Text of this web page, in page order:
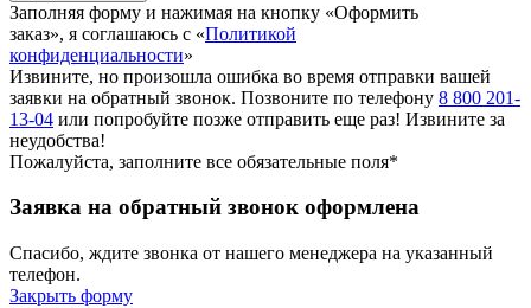
Заполняя форму и нажимая на кнопку «Оформить
заказ», я соглашаюсь с «Политикой
конфиденциальности»
Извините, но произошла ошибка во время отправки вашей
заявки на обратный звонок. Позвоните по телефону 8 800 201-
13-04 или попробуйте позже отправить еще раз! Извините за
неудобства!
Пожалуйста, заполните все обязательные поля*
Заявка на обратный звонок оформлена
Спасибо, ждите звонка от нашего менеджера на указанный
телефон.
Закрыть форму